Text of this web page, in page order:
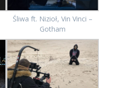
Śliwa ft. Nizioł, Vin Vinci –
Gotham